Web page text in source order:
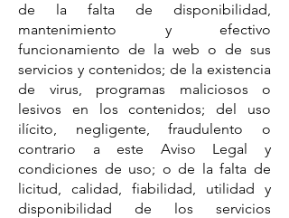
de la falta de disponibilidad,
mantenimiento y efectivo
funcionamiento de la web o de sus
servicios y contenidos; de la existencia
de virus, programas maliciosos o
lesivos en los contenidos; del uso
ilícito, negligente, fraudulento o
contrario a este Aviso Legal y
condiciones de uso; o de la falta de
licitud, calidad, fiabilidad, utilidad y
disponibilidad de los servicios